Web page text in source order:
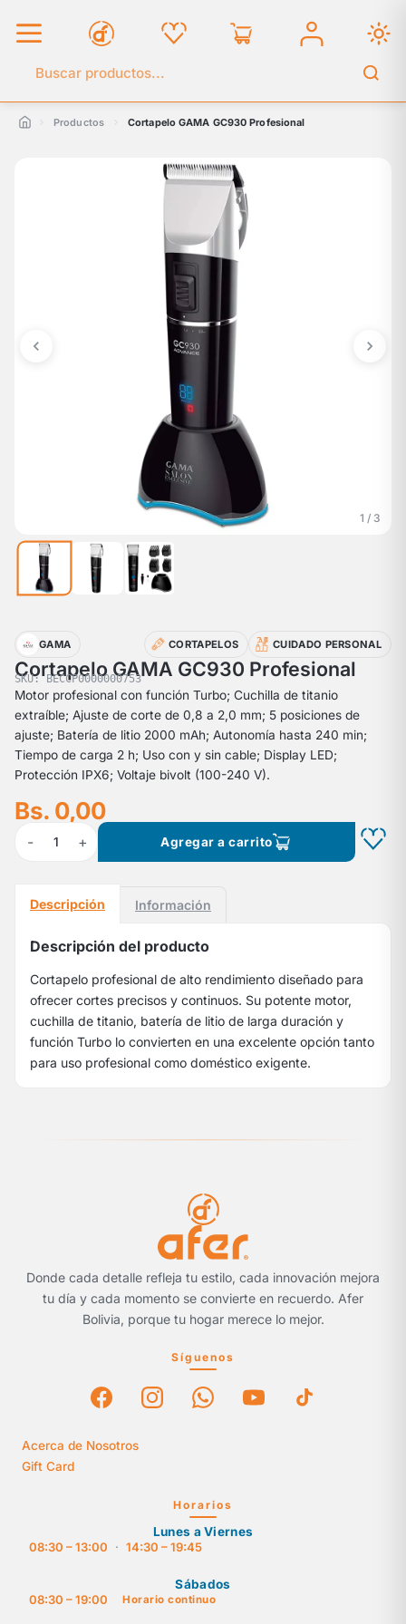
Buscar en el catálogo
Productos Cortapelo GAMA GC930 Profesional
1 / 3
GAMA CORTAPELOS CUIDADO PERSONAL
Cortapelo GAMA GC930 Profesional
SKU: BECCP0000000753
Motor profesional con función Turbo; Cuchilla de titanio
extraíble; Ajuste de corte de 0,8 a 2,0 mm; 5 posiciones de
ajuste; Batería de litio 2000 mAh; Autonomía hasta 240 min;
Tiempo de carga 2 h; Uso con y sin cable; Display LED;
Protección IPX6; Voltaje bivolt (100-240 V).
Bs. 0,00
- 1 + Agregar a carrito
Descripción Información
Descripción del producto
Cortapelo profesional de alto rendimiento diseñado para
ofrecer cortes precisos y continuos. Su potente motor,
cuchilla de titanio, batería de litio de larga duración y
función Turbo lo convierten en una excelente opción tanto
para uso profesional como doméstico exigente.
Donde cada detalle refleja tu estilo, cada innovación mejora
tu día y cada momento se convierte en recuerdo. Afer
Bolivia, porque tu hogar merece lo mejor.
Síguenos
Acerca de Nosotros
Gift Card
Horarios
Lunes a Viernes
08:30 – 13:00
· 14:30 – 19:45
Sábados
08:30 – 19:00
Horario continuo